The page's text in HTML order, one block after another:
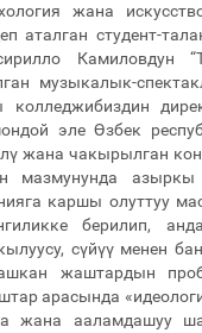
жана
аталган студент-
Камиловдун
музыкалык-
эле Өзбек
жана чакырылган
мазмунунда
каршы олуттуу
берилип,
сүйүү менен
жаштардын
арасында
жана ааламдашуу